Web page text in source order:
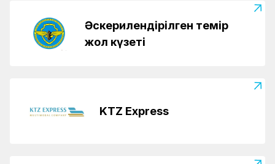
Әскерилендірілген темір
жол күзеті
KTZ Express